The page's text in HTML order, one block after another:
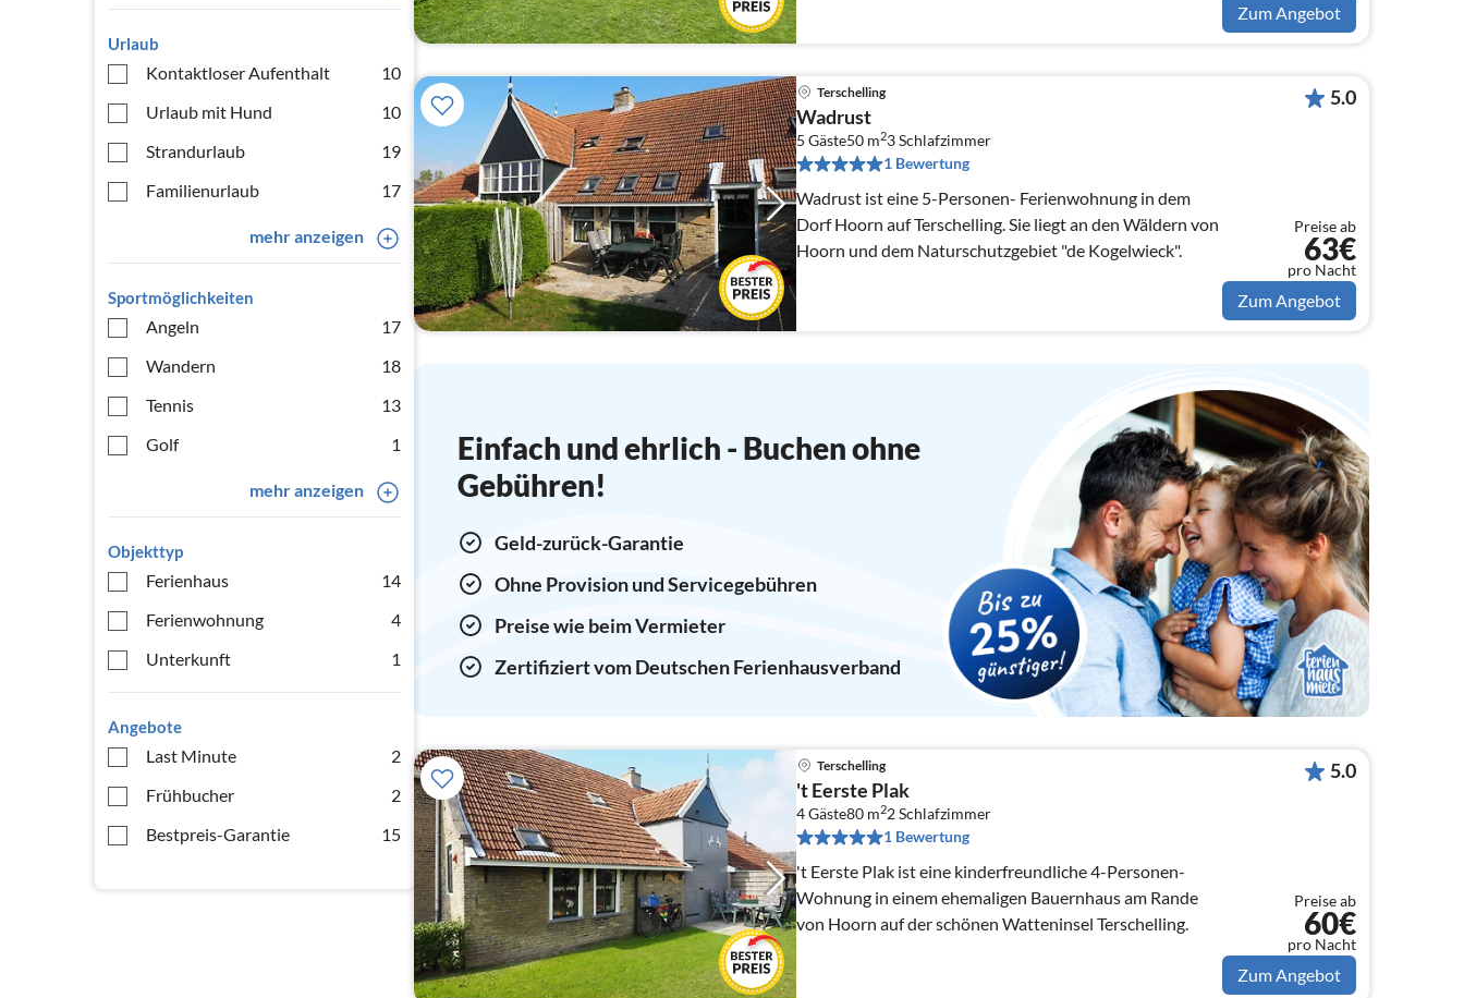
Urlaub
Kontaktloser Aufenthalt
10
Urlaub mit Hund
10
Strandurlaub
19
Familienurlaub
17
mehr anzeigen
Sportmöglichkeiten
Angeln
17
Wandern
18
Tennis
13
Golf
1
mehr anzeigen
Objekttyp
Ferienhaus
14
Ferienwohnung
4
Unterkunft
1
Angebote
Last Minute
2
Frühbucher
2
Bestpreis-Garantie
15
Zum Angebot
Terschelling
Wadrust
5 Gäste50 m23Schlafzimmer
1 Bewertung
Wadrust ist eine 5-Personen- Ferienwohnung in dem
Dorf Hoorn auf Terschelling. Sie liegt an den Wäldern von
Hoorn und dem Naturschutzgebiet "de Kogelwieck".
5.0
Preise ab
63€
pro Nacht
Zum Angebot
Einfach und ehrlich - Buchen ohne
Gebühren!
Geld-zurück-Garantie
Ohne Provision und Servicegebühren
Preise wie beim Vermieter
Zertifiziert vom Deutschen Ferienhausverband
Terschelling
't Eerste Plak
4 Gäste80 m22Schlafzimmer
1 Bewertung
't Eerste Plak ist eine kinderfreundliche 4-Personen-
Wohnung in einem ehemaligen Bauernhaus am Rande
von Hoorn auf der schönen Watteninsel Terschelling.
5.0
Preise ab
60€
pro Nacht
Zum Angebot